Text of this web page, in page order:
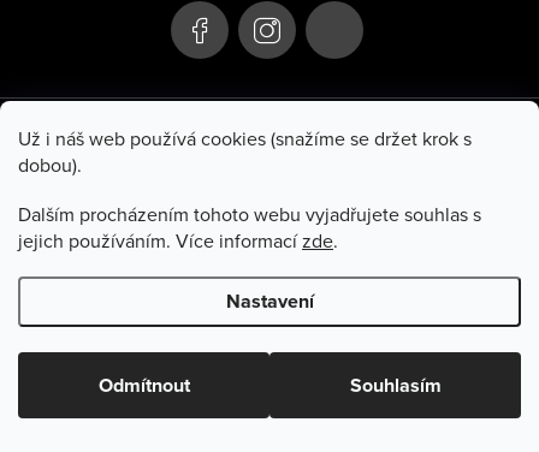
Už i náš web používá cookies (snažíme se držet krok s
dobou).
Dalším procházením tohoto webu vyjadřujete souhlas s
jejich používáním. Více informacízde.
Nastavení
Odmítnout Souhlasím
+420 705 106 107
Informace pro vás
Copyright 2026Dmania. Všechna práva vyhrazena.